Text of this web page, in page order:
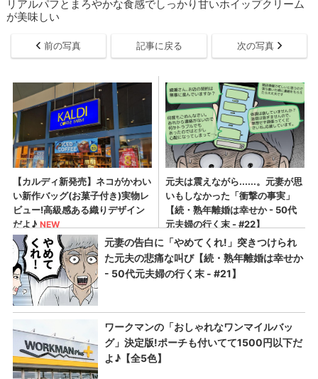
リアルパフとまろやかな食感でしっかり甘いホイップクリーム
が美味しい
前の写真 記事に戻る 次の写真